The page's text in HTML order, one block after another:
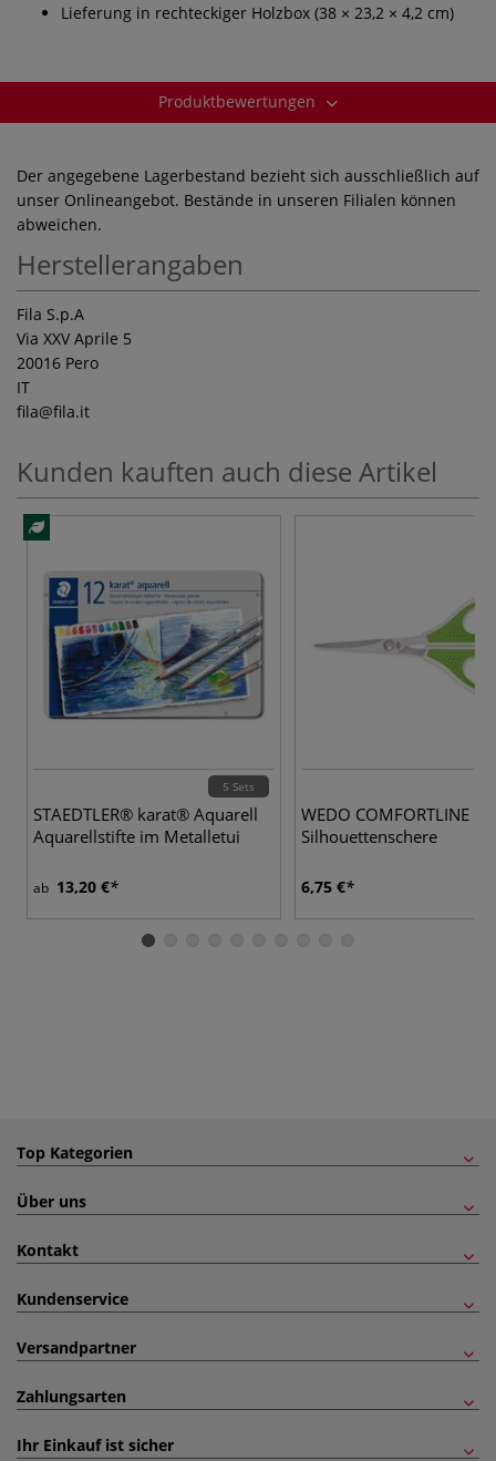
Lieferung in rechteckiger Holzbox (38 × 23,2 × 4,2 cm)
Produktbewertungen
Der angegebene Lagerbestand bezieht sich ausschließlich auf
unser Onlineangebot. Bestände in unseren Filialen können
abweichen.
Herstellerangaben
Fila S.p.A
Via XXV Aprile 5
20016 Pero
IT
fila@fila.it
Kunden kauften auch diese Artikel
5 Sets
STAEDTLER® karat® Aquarell
Aquarellstifte im Metalletui
ab 13,20 €
WEDO COMFORTLINE
Silhouettenschere
6,75 €
Top Kategorien
Über uns
Kontakt
Kundenservice
Versandpartner
Zahlungsarten
Ihr Einkauf ist sicher